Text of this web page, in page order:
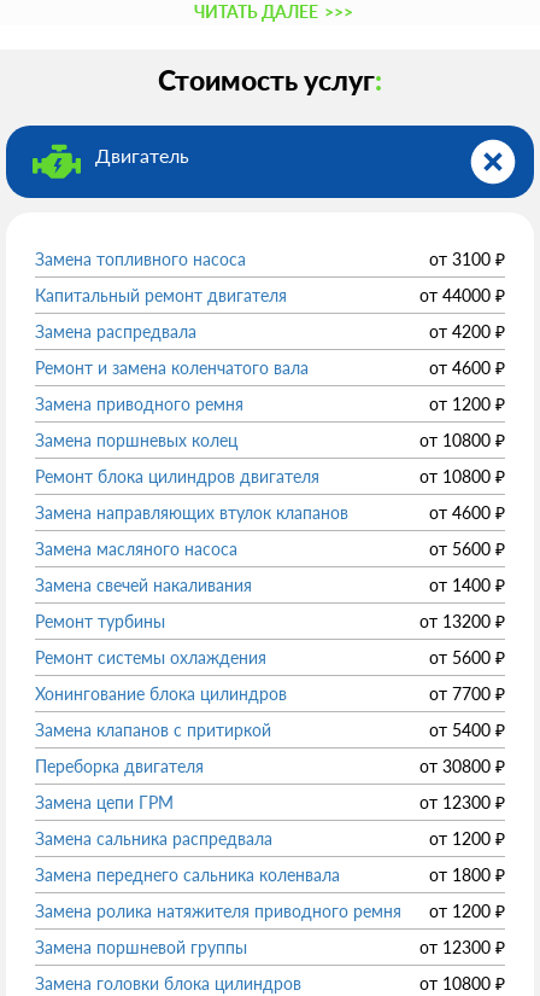
ЧИТАТЬ ДАЛЕЕ >>>
Стоимость услуг:
Двигатель
Замена топливного насоса от 3100 ₽
Капитальный ремонт двигателя
от 44000 ₽
Замена распредвала
от 4200 ₽
Ремонт и замена коленчатого вала
от 4600 ₽
Замена приводного ремня
от 1200 ₽
Замена поршневых колец
от 10800 ₽
Ремонт блока цилиндров двигателя
от 10800 ₽
Замена направляющих втулок клапанов
от 4600 ₽
Замена масляного насоса
от 5600 ₽
Замена свечей накаливания
от 1400 ₽
Ремонт турбины
от 13200 ₽
Ремонт системы охлаждения
от 5600 ₽
Хонингование блока цилиндров
от 7700 ₽
Замена клапанов с притиркой
от 5400 ₽
Переборка двигателя
от 30800 ₽
Замена цепи ГРМ
от 12300 ₽
Замена сальника распредвала
от 1200 ₽
Замена переднего сальника коленвала
от 1800 ₽
Замена ролика натяжителя приводного ремня
от 1200 ₽
Замена поршневой группы
от 12300 ₽
Замена головки блока цилиндров
от 10800 ₽